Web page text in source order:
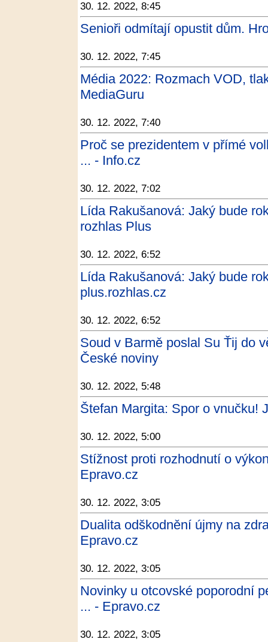
30. 12. 2022, 8:45
Senioři odmítají opustit dům.
30. 12. 2022, 7:45
Média 2022: Rozmach VOD,
MediaGuru
30. 12. 2022, 7:40
Proč se prezidentem v přímé
... - Info.cz
30. 12. 2022, 7:02
Lída Rakušanová: Jaký bude
rozhlas Plus
30. 12. 2022, 6:52
Lída Rakušanová: Jaký bude
plus.rozhlas.cz
30. 12. 2022, 6:52
Soud v Barmě poslal Su Ťij do
České noviny
30. 12. 2022, 5:48
Štefan Margita: Spor o vnučku!
30. 12. 2022, 5:00
Stížnost proti rozhodnutí o
Epravo.cz
30. 12. 2022, 3:05
Dualita odškodnění újmy na
Epravo.cz
30. 12. 2022, 3:05
Novinky u otcovské poporodní
... - Epravo.cz
30. 12. 2022, 3:05